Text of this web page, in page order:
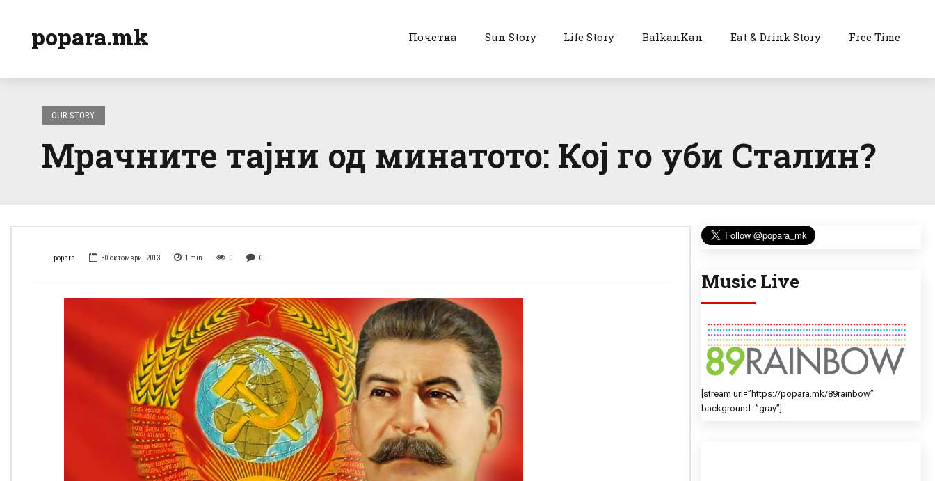
popara.mk Почетна Sun Story Life Story BalkanKan Eat & Drink Story Free Time
OUR STORY
Мрачните тајни од минатото: Кој го уби Сталин?
popara 30 октомври, 2013 1 min 0 0
Music Live
[stream url=”https://popara.mk/89rainbow”
background=”gray”]